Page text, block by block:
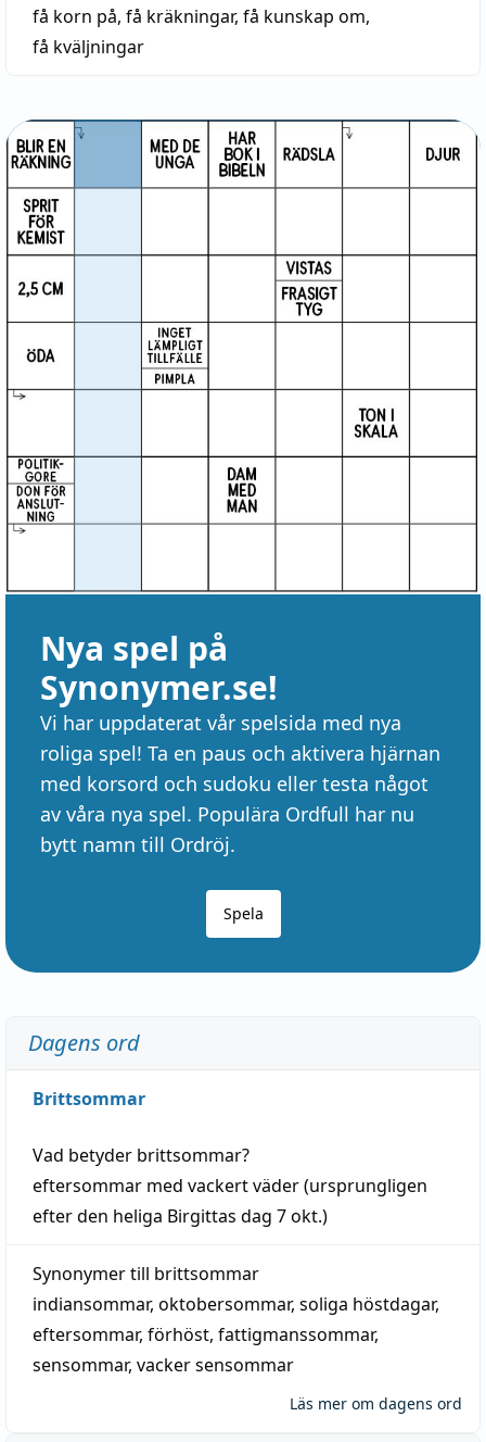
få korn på, få kräkningar, få kunskap om,
få kväljningar
Nya spel på
Synonymer.se!
Vi har uppdaterat vår spelsida med nya
roliga spel! Ta en paus och aktivera hjärnan
med korsord och sudoku eller testa något
av våra nya spel. Populära Ordfull har nu
bytt namn till Ordröj.
Spela
Dagens ord
Brittsommar
Vad betyder brittsommar?
eftersommar med vackertväder(ursprungligen
efter den heliga Birgittas dag 7 okt.)
Synonymer till brittsommar
indiansommar, oktobersommar, soliga höstdagar,
eftersommar, förhöst, fattigmanssommar,
sensommar, vacker sensommar
Läs mer om dagens ord